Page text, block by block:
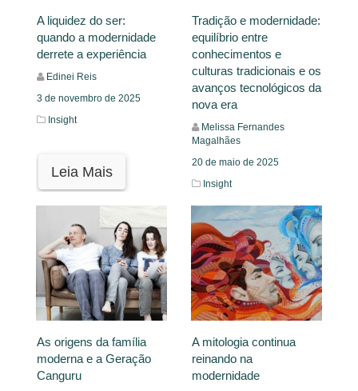
A liquidez do ser:
quando a modernidade
derrete a experiência
Edinei Reis
3 de novembro de 2025
Insight
Leia Mais
Tradição e modernidade:
equilíbrio entre
conhecimentos e
culturas tradicionais e os
avanços tecnológicos da
nova era
Melissa Fernandes
Magalhães
20 de maio de 2025
Insight
Leia Mais
As origens da família
moderna e a Geração
Canguru
A mitologia continua
reinando na
modernidade